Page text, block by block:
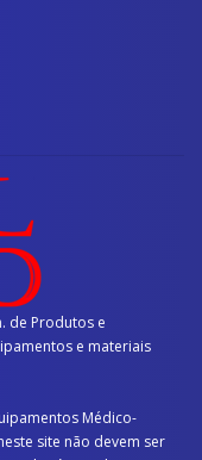
de Produtos e
e materiais
Médico-
site não devem ser